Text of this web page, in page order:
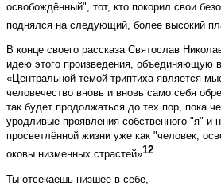
освобождённый", тот, кто покорил свои
поднялся на следующий, более высокий
В конце своего рассказа Святослав
идею этого произведения, объединяющую
«Центральной темой триптиха является
человечество вновь и вновь само себя
так будет продолжаться до тех пор, пока
уродливые проявления собственного "я" и
просветлённой жизни уже как "человек,
оковы низменных страстей»12.
Ты отсекаешь низшее в себе,